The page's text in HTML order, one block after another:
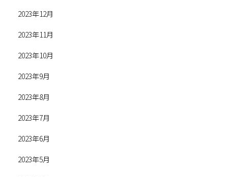
2023年12月
2023年11月
2023年10月
2023年9月
2023年8月
2023年7月
2023年6月
2023年5月